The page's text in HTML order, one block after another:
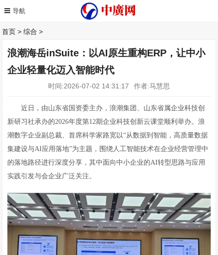
首页 >综合 >
浪潮海岳inSuite：以AI原生重构ERP，让中小
企业轻量化迈入智能时代
时间:2026-07-02 14:31:17 作者:马慧思
近日，由山东省国资委主办，浪潮集团、山东省属企业科技创
新研习社承办的2026年度第12期企业科技创新云课堂顺利举办。浪
潮数字企业副总裁、首席科学家路宽以“从数据到智能，高质量数据
集建设与AI应用落地”为主题，围绕人工智能技术在企业经营管理中
的落地路径进行深度分享，其中面向中小企业的AI转型思路与应用
实践引发与会企业广泛关注。